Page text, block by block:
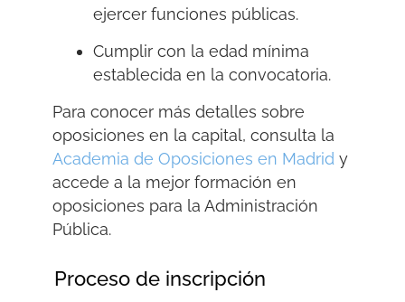
ejercer funciones públicas.
Cumplir con la edad mínima
establecida en la convocatoria.
Para conocer más detalles sobre
oposiciones en la capital, consulta la
Academia de Oposiciones en Madrid y
accede a la mejor formación en
oposiciones para la Administración
Pública.
Proceso de inscripción